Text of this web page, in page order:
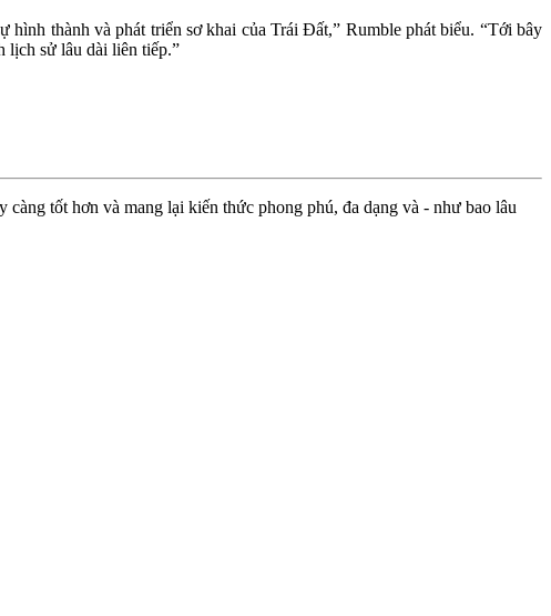
thành và phát triển sơ khai của Trái Đất,” Rumble phát biểu. “Tới bây
lịch sử lâu dài liên tiếp.”
càng tốt hơn và mang lại kiến thức phong phú, đa dạng và - như bao lâu